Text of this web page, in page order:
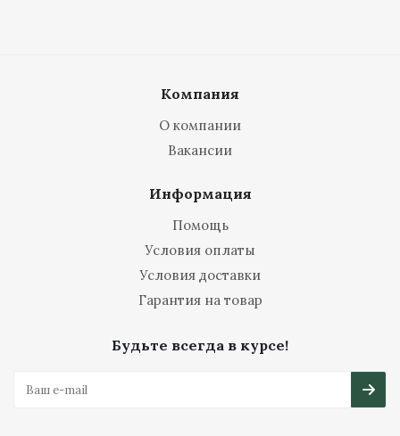
Компания
О компании
Вакансии
Информация
Помощь
Условия оплаты
Условия доставки
Гарантия на товар
Будьте всегда в курсе!